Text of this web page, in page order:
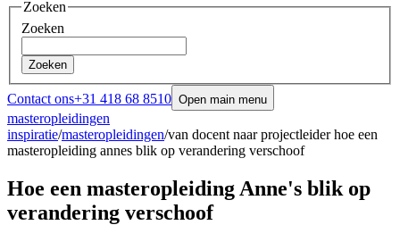
Zoeken
Zoeken
Zoeken
Contact ons+31 418 68 8510 Open main menu
masteropleidingen
inspiratie/masteropleidingen/van docent naar projectleider hoe een
masteropleiding annes blik op verandering verschoof
Hoe een masteropleiding Anne's blik op
verandering verschoof